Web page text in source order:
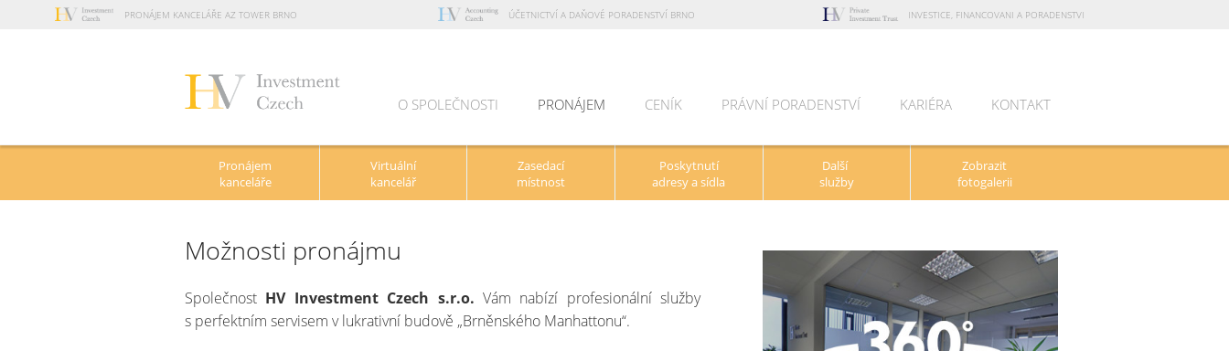
PRONÁJEM KANCELÁŘE AZ TOWER BRNO ÚČETNICTVÍ A DAŇOVÉ PORADENSTVÍ BRNO INVESTICE, FINANCOVANI A PORADENSTVI
O SPOLEČNOSTI
NOVINKY
PRONÁJEM CENÍK PRÁVNÍ PORADENSTVÍ KARIÉRA KONTAKT
Pronájem
kanceláře
Virtuální
kancelář
Zasedací
místnost
Poskytnutí
adresy a sídla
Další
služby
Zobrazit
fotogalerii
Možnosti pronájmu
Společnost HV Investment Czech s.r.o.Vám nabízí profesionální služby
s perfektním servisem v lukrativní budově „Brněnského Manhattonu“.